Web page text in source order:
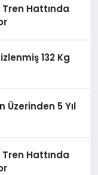
Tren Hattında
132 Kg
Üzerinden 5 Yıl
Tren Hattında